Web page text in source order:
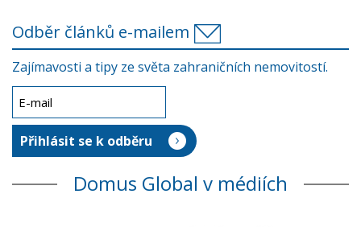
Odběr článků e-mailem
Zajímavosti a tipy ze světa zahraničních nemovitostí.
Domus Global v médiích